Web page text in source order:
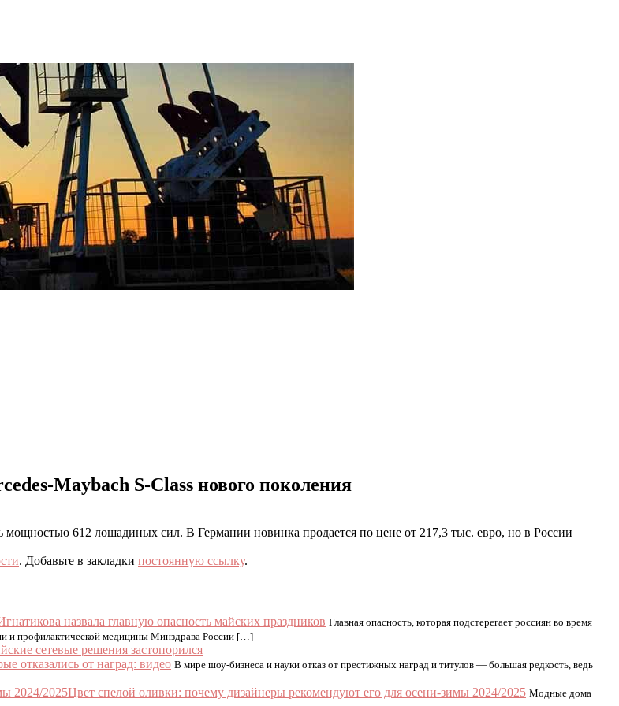
Maybach S-Class нового поколения
612 лошадиных сил. В Германии новинка продается по цене от 217,3 тыс. евро, но в России
. Добавьте в закладки постоянную ссылку.
назвала главную опасность майских праздников Главная опасность, которая подстерегает россиян во время
и профилактической медицины Минздрава России […]
сетевые решения застопорился
отказались от наград: видео В мире шоу-бизнеса и науки отказ от престижных наград и титулов — большая редкость, ведь
Цвет спелой оливки: почему дизайнеры рекомендуют его для осени-зимы 2024/2025 Модные дома